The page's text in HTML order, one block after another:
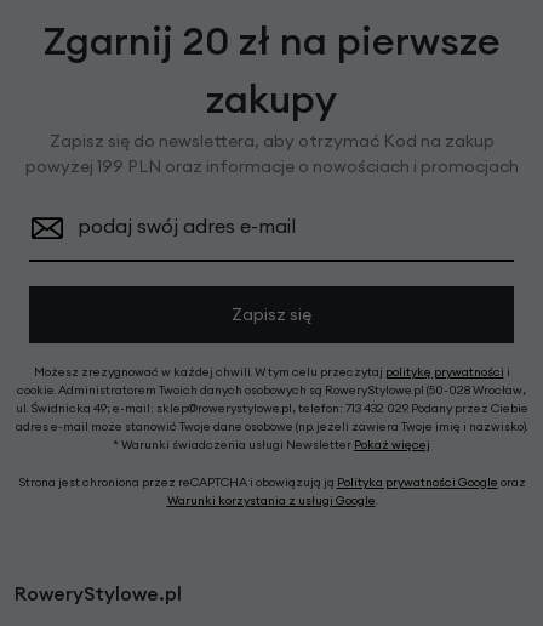
Zgarnij 20 zł na pierwsze
zakupy
Zapisz się do newslettera, aby otrzymać Kod na zakup
powyżej 199 PLN oraz informacje o nowościach i promocjach
podaj swój adres e-mail
Zapisz się
Możesz zrezygnować w każdej chwili. W tym celu przeczytaj politykę prywatności i
cookie. Administratorem Twoich danych osobowych są RoweryStylowe.pl (50-028 Wrocław,
ul. Świdnicka 49; e-mail: sklep@rowerystylowe.pl, telefon: 713 432 029. Podany przez Ciebie
adres e-mail może stanowić Twoje dane osobowe (np. jeżeli zawiera Twoje imię i nazwisko).
* Warunki świadczenia usługi Newsletter Pokaż więcej
Strona jest chroniona przez reCAPTCHA i obowiązują ją Polityka prywatności Google oraz
Warunki korzystania z usługi Google
RoweryStylowe.pl